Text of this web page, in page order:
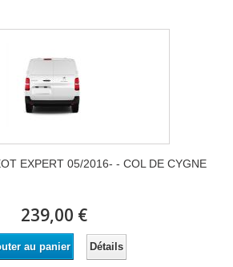
EXPERT 05/2016- - COL DE CYGNE
239,00 €
au panier Détails